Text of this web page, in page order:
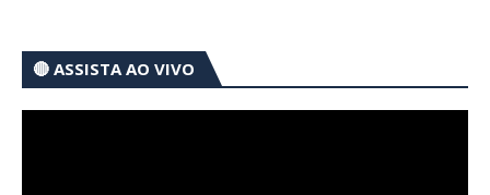
🔴 ASSISTA AO VIVO